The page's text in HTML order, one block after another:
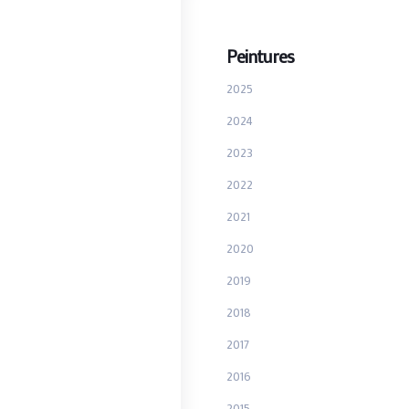
Peintures
2025
2024
2023
2022
2021
2020
2019
2018
2017
2016